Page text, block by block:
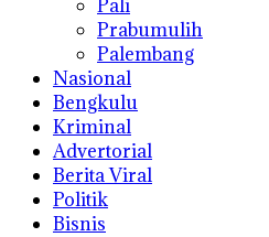
Pali
Prabumulih
Palembang
Nasional
Bengkulu
Kriminal
Advertorial
Berita Viral
Politik
Bisnis